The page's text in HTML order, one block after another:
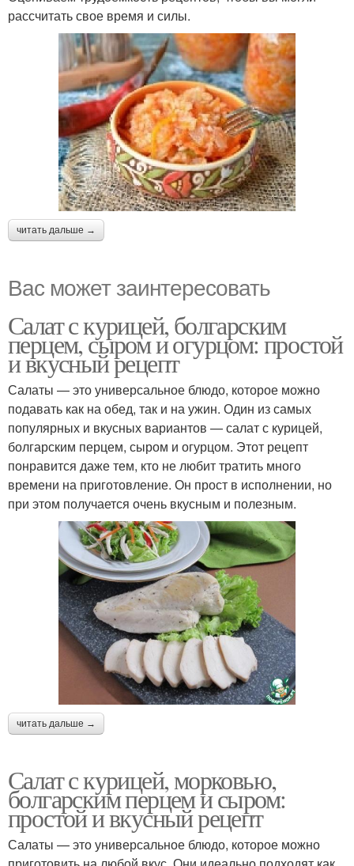
рассчитать свое время и силы.
читать дальше →
Вас может заинтересовать
Салат с курицей, болгарским
перцем, сыром и огурцом: простой
и вкусный рецепт
Салаты — это универсальное блюдо, которое можно
подавать как на обед, так и на ужин. Один из самых
популярных и вкусных вариантов — салат с курицей,
болгарским перцем, сыром и огурцом. Этот рецепт
понравится даже тем, кто не любит тратить много
времени на приготовление. Он прост в исполнении, но
при этом получается очень вкусным и полезным.
читать дальше →
Салат с курицей, морковью,
болгарским перцем и сыром:
простой и вкусный рецепт
Салаты — это универсальное блюдо, которое можно